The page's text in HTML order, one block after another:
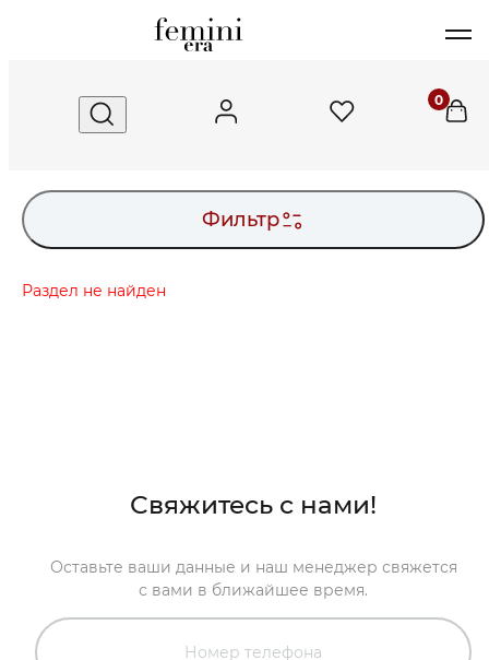
0
FeminiEra
Фильтр
Раздел не найден
Свяжитесь с нами!
Оставьте ваши данные и наш менеджер свяжется
с вами в ближайшее время.